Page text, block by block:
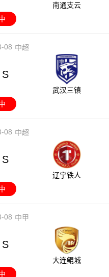
南通支云
08 中超
S
武汉三镇
08 中超
S
辽宁铁人
08 中甲
S
大连鲲城